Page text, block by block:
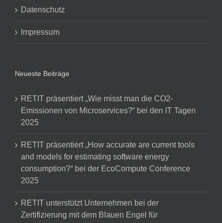
Datenschutz
Impressum
Neueste Beiträge
RETIT präsentiert „Wie misst man die CO2-
Emissionen von Microservices?“ bei den IT Tagen
2025
RETIT präsentiert „How accurate are current tools
and models for estimating software energy
consumption?“ bei der EcoCompute Conference
2025
RETIT unterstützt Unternehmen bei der
Zertifizierung mit dem Blauen Engel für